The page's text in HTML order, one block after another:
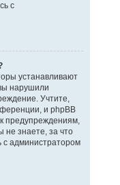
с
устанавливают
нарушили
Учтите,
и phpBB
предупреждениям,
знаете, за что
с администратором